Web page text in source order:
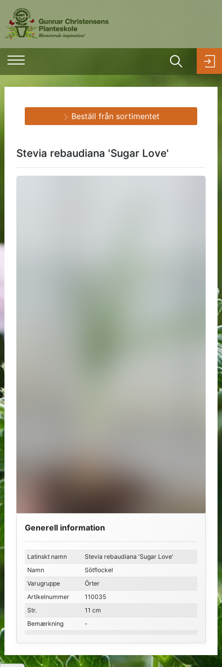
Stevia rebaudiana 'Sugar Love'
Generell information
Latinskt namn
Stevia rebaudiana 'Sugar Love'
Namn
Sötflockel
Varugruppe
Örter
Artikelnummer
110035
Str.
11 cm
Bemærkning
-
Beställ från sortimentet